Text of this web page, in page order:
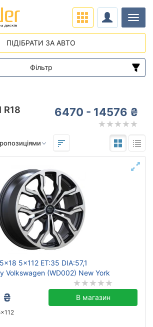
6470 - 14576 ₴
5x112 ET:35 DIA:57,1
Volkswagen (WD002) New York
₴ В магазин
ПІДІБРАТИ ЗА АВТО
Фільтр
до
до